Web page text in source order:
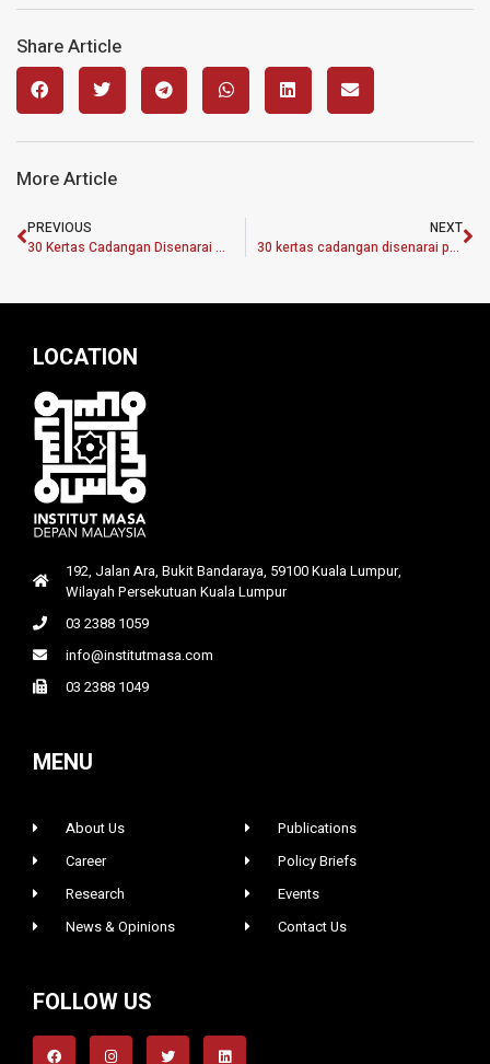
Share Article
More Article
PREVIOUS
30 Kertas Cadangan Disenarai Pendek Untuk Terima Geran Penyelidikan MASA
NEXT
30 kertas cadangan disenarai pendek untuk terima geran penyelidikan MASA
LOCATION
192, Jalan Ara, Bukit Bandaraya, 59100 Kuala Lumpur,
Wilayah Persekutuan Kuala Lumpur
03 2388 1059
info@institutmasa.com
03 2388 1049
MENU
About Us
Career
Research
News & Opinions
Publications
Policy Briefs
Events
Contact Us
FOLLOW US